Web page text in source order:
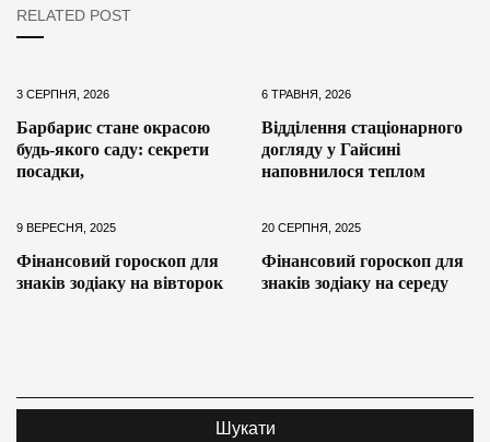
RELATED POST
3 СЕРПНЯ, 2026
Барбарис стане окрасою
будь-якого саду: секрети
посадки,
6 ТРАВНЯ, 2026
Відділення стаціонарного
догляду у Гайсині
наповнилося теплом
9 ВЕРЕСНЯ, 2025
Фінансовий гороскоп для
знаків зодіаку на вівторок
20 СЕРПНЯ, 2025
Фінансовий гороскоп для
знаків зодіаку на середу